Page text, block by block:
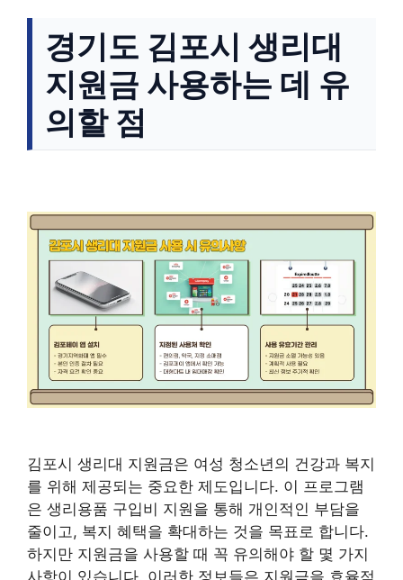
경기도 김포시 생리대
지원금 사용하는 데 유
의할 점
김포시 생리대 지원금은 여성 청소년의 건강과 복지
를 위해 제공되는 중요한 제도입니다. 이 프로그램
은 생리용품 구입비 지원을 통해 개인적인 부담을
줄이고, 복지 혜택을 확대하는 것을 목표로 합니다.
하지만 지원금을 사용할 때 꼭 유의해야 할 몇 가지
사항이 있습니다. 이러한 정보들은 지원금을 효율적